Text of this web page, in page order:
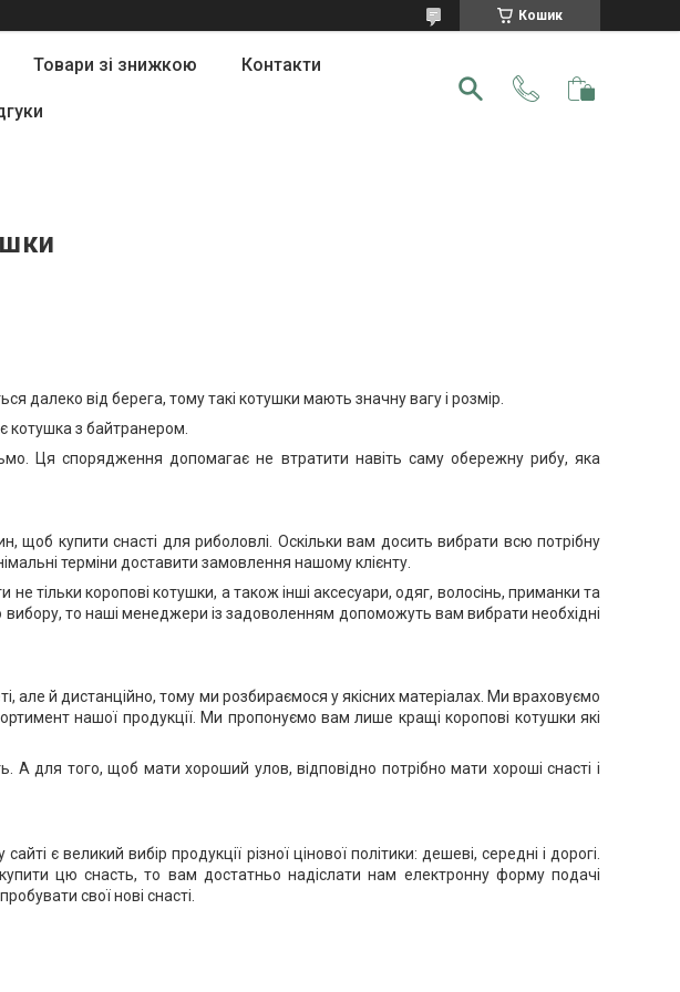
Кошик
Товари зі знижкою Контакти
далеко від берега, тому такі котушки мають значну вагу і розмір.
котушка з байтранером.
Ця спорядження допомагає не втратити навіть саму обережну рибу, яка
купити снасті для риболовлі. Оскільки вам досить вибрати всю потрібну
терміни доставити замовлення нашому клієнту.
тільки коропові котушки, а також інші аксесуари, одяг, волосінь, приманки та
вибору, то наші менеджери із задоволенням допоможуть вам вибрати необхідні
але й дистанційно, тому ми розбираємося у якісних матеріалах. Ми враховуємо
нашої продукції. Ми пропонуємо вам лише кращі коропові котушки які
А для того, щоб мати хороший улов, відповідно потрібно мати хороші снасті і
є великий вибір продукції різної цінової політики: дешеві, середні і дорогі.
цю снасть, то вам достатньо надіслати нам електронну форму подачі
свої нові снасті.